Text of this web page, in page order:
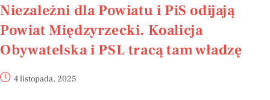
Niezależni dla Powiatu i PiS odijają
Powiat Międzyrzecki. Koalicja
Obywatelska i PSL tracą tam władzę
4 listopada, 2025